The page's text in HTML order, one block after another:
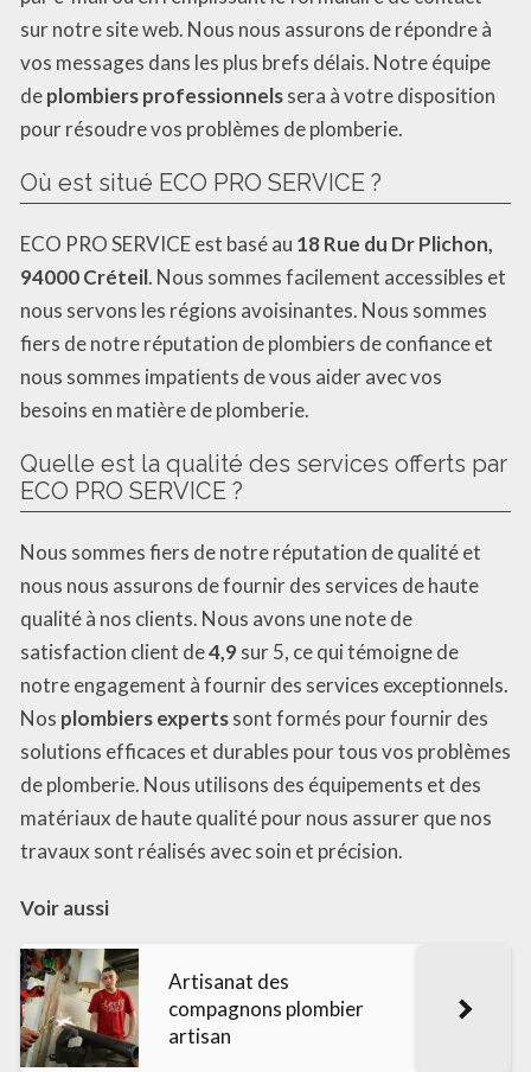
sur notre site web. Nous nous assurons de répondre à
vos messages dans les plus brefs délais. Notre équipe
deplombiers professionnelssera à votre disposition
pour résoudre vos problèmes de plomberie.
Où est situé ECO PRO SERVICE ?
ECO PRO SERVICE est basé au 18 Rue du Dr Plichon,
94000 Créteil. Nous sommes facilement accessibles et
nous servons les régions avoisinantes. Nous sommes
fiers de notre réputation de plombiers de confiance et
nous sommes impatients de vous aider avec vos
besoins en matière de plomberie.
Quelle est la qualité des services offerts par
ECO PRO SERVICE ?
Nous sommes fiers de notre réputation de qualité et
nous nous assurons de fournir des services de haute
qualité à nos clients. Nous avons une note de
satisfaction client de4,9 sur 5, ce qui témoigne de
notre engagement à fournir des services exceptionnels.
Nos plombiers expertssont formés pour fournir des
solutions efficaces et durables pour tous vos problèmes
de plomberie. Nous utilisons des équipements et des
matériaux de haute qualité pour nous assurer que nos
travaux sont réalisés avec soin et précision.
Voir aussi
Artisanat des
compagnons plombier
artisan